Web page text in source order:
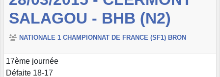
SALAGOU - BHB (N2)
NATIONALE 1 CHAMPIONNAT DE FRANCE (SF1) BRON
17ème journée
Défaite 18-17